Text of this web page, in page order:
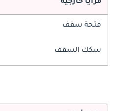
مزايا خارجية
فتحة سقف
سكك السقف